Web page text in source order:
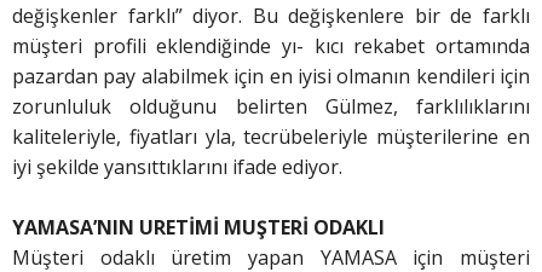
değişkenler farklı” diyor. Bu değişkenlere bir de farklı
müşteri profili eklendiğinde yı- kıcı rekabet ortamında
pazardan pay alabilmek için en iyisi olmanın kendileri için
zorunluluk olduğunu belirten Gülmez, farklılıklarını
kaliteleriyle, fiyatları yla, tecrübeleriyle müşterilerine en
iyi şekilde yansıttıklarını ifade ediyor.
YAMASA’NIN URETİMİ MUŞTERİ ODAKLI
Müşteri odaklı üretim yapan YAMASA için müşteri